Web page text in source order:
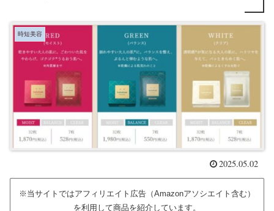
時短美容
2025.05.02
※当サイトではアフィリエイト広告（Amazonアソシエイト含む）
を利用して商品を紹介しています。